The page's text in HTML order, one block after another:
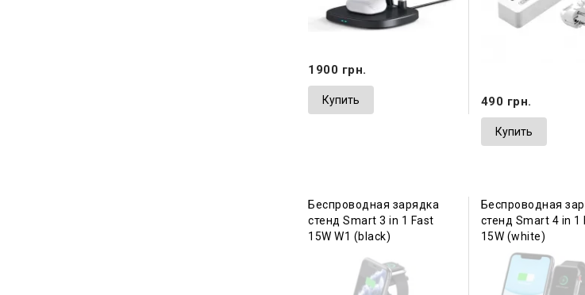
1900 грн.
Купить 490 грн.
Купить
Беспроводная зарядка
стенд Smart 3 in 1 Fast
15W W1 (black)
Беспроводная
стенд Smart 4 in 1
15W (white)